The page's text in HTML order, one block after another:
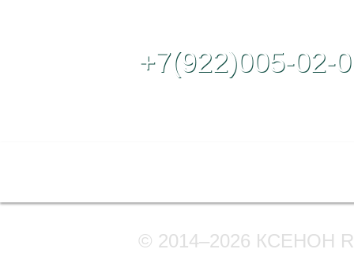
+7(922)005-02-
© 2014–2026 КСЕНОН